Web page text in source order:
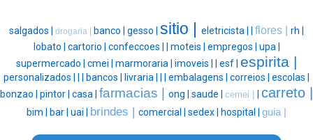
salgados | drogaria | banco | gesso | sitio | eletricista | flores | rh |
lobato | cartorio | confeccoes | moteis | empregos | upa |
supermercado | cmei | marmoraria | imoveis | esf | espirita |
personalizados | bancos | livraria | embalagens | correios | escolas |
bonzao | pintor | casa | farmacias | ong | saude | cemei | carreto |
bim | bar | uai | brindes | comercial | sedex | hospital | guia |